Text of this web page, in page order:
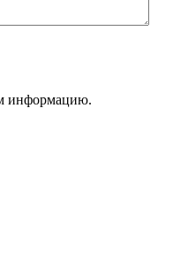
информацию.